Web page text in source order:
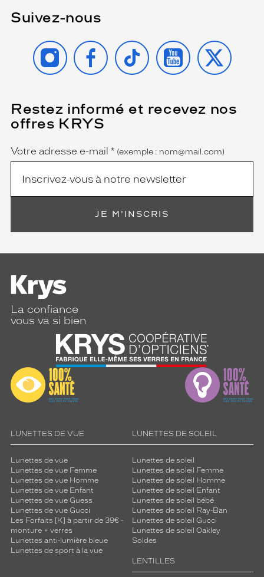
Suivez-nous
INSTAGRAMFACEBOOK
TIKTOK YOUTUBE
X
Restez informé et recevez nos
offres KRYS
Name
Votre adresse e-mail *
(Ce
champ
est
obligatoire)
(exemple : nom@mail.com)
JE M'INSCRIS
La confiance
vous va si bien
LUNETTES DE VUE
Lunettes de vue
Lunettes de vue Femme
Lunettes de vue Homme
Lunettes de vue Enfant
Lunettes de vue Guess
Lunettes de vue Gucci
Les Forfaits [K] à partir de 39€ -
monture + verres
Lunettes anti-lumière bleue
Lunettes de sport à la vue
LUNETTES DE SOLEIL
Lunettes de soleil
Lunettes de soleil Femme
Lunettes de soleil Homme
Lunettes de soleil Enfant
Lunettes de soleil bébé
Lunettes de soleil Ray-Ban
Lunettes de soleil Gucci
Lunettes de soleil Oakley
Soldes
LENTILLES